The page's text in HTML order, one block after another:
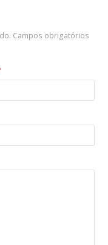
Campos obrigatórios